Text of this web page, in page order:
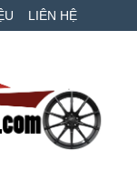
LIÊN HỆ